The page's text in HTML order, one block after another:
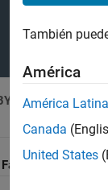
and Category
También
América
América Latina
Canada
United States